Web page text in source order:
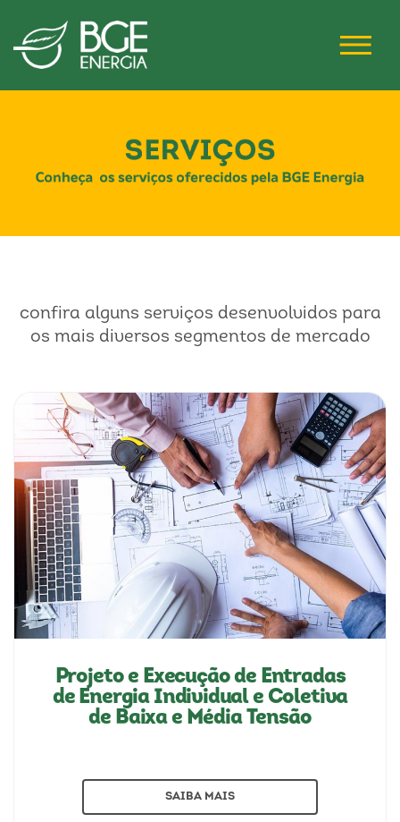
confira alguns serviços desenvolvidos para
os mais diversos segmentos de mercado
Projeto e Execução de Entradas
de Energia Individual e Coletiva
de Baixa e Média Tensão
SAIBA MAIS